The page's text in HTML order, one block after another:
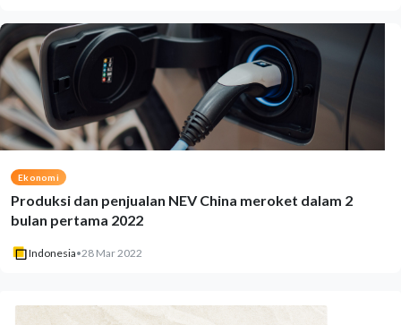
Ekonomi
Produksi dan penjualan NEV China meroket dalam 2
bulan pertama 2022
Indonesia•28 Mar 2022